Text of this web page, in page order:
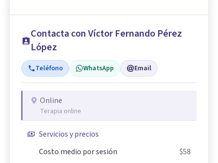
Contacta con Víctor Fernando Pérez
López
Teléfono WhatsApp Email
Online
Terapia online
Servicios y precios
Costo medio por sesión
$58